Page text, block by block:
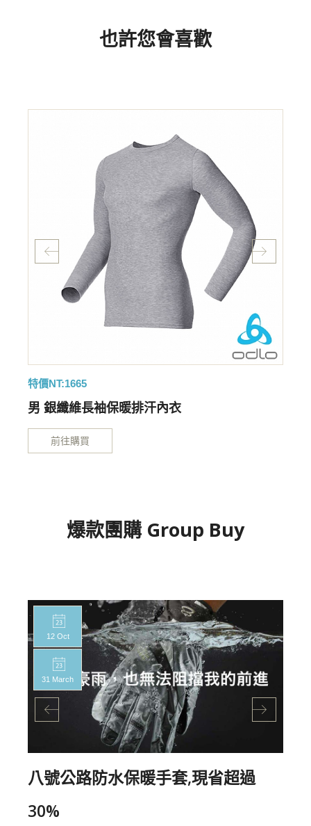
也許您會喜歡
特價NT:1665
男 銀纖維長袖保暖排汗內衣
前往購買
爆款團購 Group Buy
12 Oct
31 March
八號公路防水保暖手套,現省超過
30%